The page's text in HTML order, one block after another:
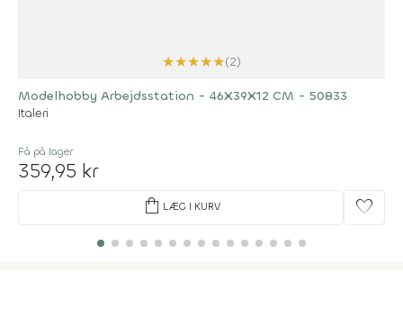
★★★★★(2)
Modelhobby Arbejdsstation - 46X39X12 CM - 50833
Italeri
Få på lager
359,95 kr
shopping_bag LÆG I KURV favorite